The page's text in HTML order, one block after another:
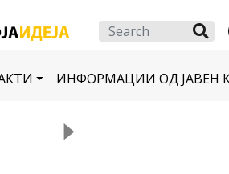
ИНФОРМАЦИИ ОД ЈАВЕН